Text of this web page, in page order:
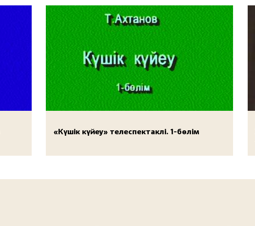
«Күшік күйеу» телеспектаклі. 1-бөлім